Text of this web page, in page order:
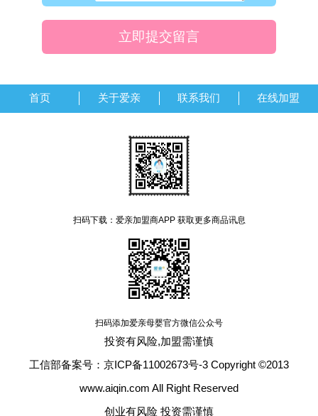
立即提交留言
首页 关于爱亲 联系我们 在线加盟
扫码下载：爱亲加盟商APP 获取更多商品讯息
扫码添加爱亲母婴官方微信公众号
投资有风险,加盟需谨慎
工信部备案号：京ICP备11002673号-3 Copyright ©2013
www.aiqin.com All Right Reserved
创业有风险 投资需谨慎